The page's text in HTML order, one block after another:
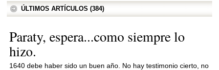
ÚLTIMOS ARTÍCULOS (384)
Paraty, espera...como siempre lo
hizo.
1640 debe haber sido un buen año. No hay testimonio cierto, no